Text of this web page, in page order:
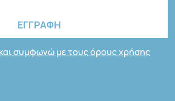
συμφωνώ με τους όρους χρήσης